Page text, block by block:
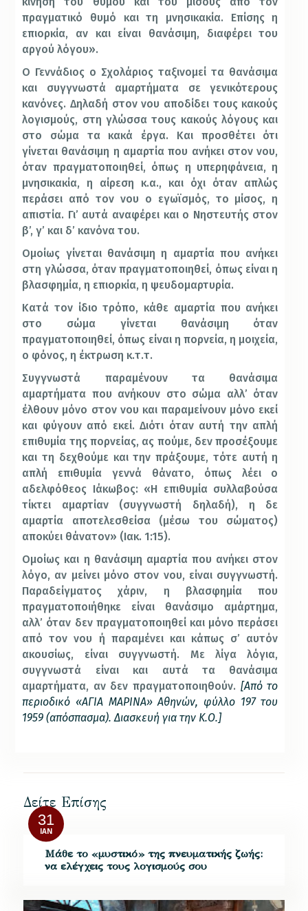
πραγματικό θυμό και τη μνησικακία. Επίσης η
επιορκία, αν και είναι θανάσιμη, διαφέρει του
αργού λόγου».
Ο Γεννάδιος ο Σχολάριος ταξινομεί τα θανάσιμα
και συγγνωστά αμαρτήματα σε γενικότερους
κανόνες. Δηλαδή στον νου αποδίδει τους κακούς
λογισμούς, στη γλώσσα τους κακούς λόγους και
στο σώμα τα κακά έργα. Και προσθέτει ότι
γίνεται θανάσιμη η αμαρτία που ανήκει στον νου,
όταν πραγματοποιηθεί, όπως η υπερηφάνεια, η
μνησικακία, η αίρεση κ.α., και όχι όταν απλώς
περάσει από τον νου ο εγωϊσμός, το μίσος, η
απιστία. Γι’ αυτά αναφέρει και ο Νηστευτής στον
β’, γ’ και δ’ κανόνα του.
Ομοίως γίνεται θανάσιμη η αμαρτία που ανήκει
στη γλώσσα, όταν πραγματοποιηθεί, όπως είναι η
βλασφημία, η επιορκία, η ψευδομαρτυρία.
Κατά τον ίδιο τρόπο, κάθε αμαρτία που ανήκει
στο σώμα γίνεται θανάσιμη όταν
πραγματοποιηθεί, όπως είναι η πορνεία, η μοιχεία,
ο φόνος, η έκτρωση κ.τ.τ.
Συγγνωστά παραμένουν τα θανάσιμα
αμαρτήματα που ανήκουν στο σώμα αλλ’ όταν
έλθουν μόνο στον νου και παραμείνουν μόνο εκεί
και φύγουν από εκεί. Διότι όταν αυτή την απλή
επιθυμία της πορνείας, ας πούμε, δεν προσέξουμε
και τη δεχθούμε και την πράξουμε, τότε αυτή η
απλή επιθυμία γεννά θάνατο, όπως λέει ο
αδελφόθεος Ιάκωβος: «Η επιθυμία συλλαβούσα
τίκτει αμαρτίαν (συγγνωστή δηλαδή), η δε
αμαρτία αποτελεσθείσα (μέσω του σώματος)
αποκύει θάνατον» (Ιακ. 1:15).
Ομοίως και η θανάσιμη αμαρτία που ανήκει στον
λόγο, αν μείνει μόνο στον νου, είναι συγγνωστή.
Παραδείγματος χάριν, η βλασφημία που
πραγματοποιήθηκε είναι θανάσιμο αμάρτημα,
αλλ’ όταν δεν πραγματοποιηθεί και μόνο περάσει
από τον νου ή παραμένει και κάπως σ’ αυτόν
ακουσίως, είναι συγγνωστή. Με λίγα λόγια,
συγγνωστά είναι και αυτά τα θανάσιμα
αμαρτήματα, αν δεν πραγματοποιηθούν. [Από το
περιοδικό «ΑΓΙΑ ΜΑΡΙΝΑ» Αθηνών, φύλλο 197 του
1959 (απόσπασμα). Διασκευή για την Κ.Ο.]
Δείτε Επίσης
31
ΙΑΝ
Μάθε το «μυστικό» της πνευματικής ζωής:
να ελέγχεις τους λογισμούς σου